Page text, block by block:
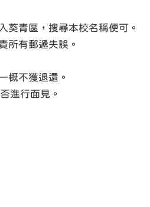
葵青區，搜尋本校名稱便可。
所有郵遞失誤。
概不獲退還。
進行面見。